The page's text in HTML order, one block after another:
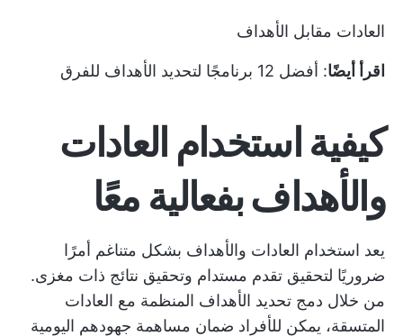
العادات مقابل الأهداف
اقرأ أيضًا: أفضل 12 برنامجًا لتحديد الأهداف للفرق
كيفية استخدام العادات
والأهداف بفعالية معًا
يعد استخدام العادات والأهداف بشكل متناغم أمرًا
ضروريًا لتحقيق تقدم مستدام وتحقيق نتائج ذات مغزى.
من خلال دمج تحديد الأهداف المنظمة مع العادات
المتسقة، يمكن للأفراد ضمان مساهمة جهودهم اليومية